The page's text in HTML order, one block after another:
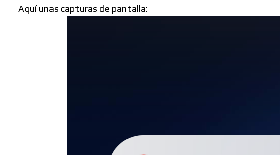
Aquí unas capturas de pantalla: